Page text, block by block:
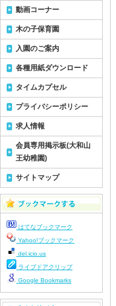
動画コーナー
木の子保育園
入園のご案内
各種用紙ダウンロード
タイムカプセル
プライバシーポリシー
求人情報
会員専用掲示板(大和山
王幼稚園)
サイトマップ
はてなブックマーク
Yahoo!ブックマーク
del.icio.us
ライブドアクリップ
Google Bookmarks